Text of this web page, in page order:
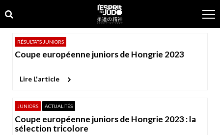
to
navigation
to
content
RÉSULTATS JUNIORS
Coupe européenne juniors de Hongrie 2023
Lire L'article
JUNIORS ACTUALITÉS
Coupe européenne juniors de Hongrie 2023 : la
sélection tricolore